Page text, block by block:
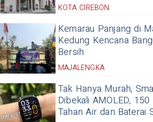
KOTA CIREBON
Kemarau Panjang di
Kedung Kencana
Bersih
MAJALENGKA
Tak Hanya Murah,
Dibekali AMOLED,
Tahan Air dan Baterai